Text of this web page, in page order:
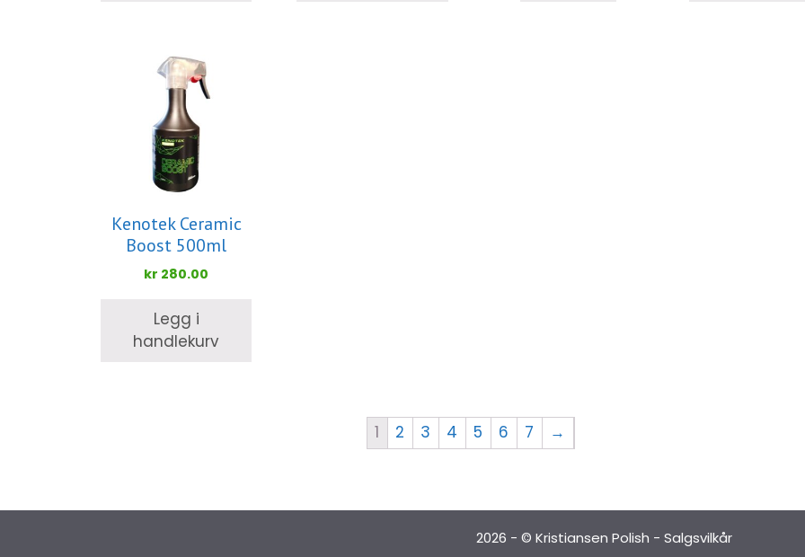
Kenotek Ceramic
Boost 500ml
kr 280.00
Legg i
handlekurv
1 2 3 4 5 6 7 →
2026 - © Kristiansen Polish - Salgsvilkår